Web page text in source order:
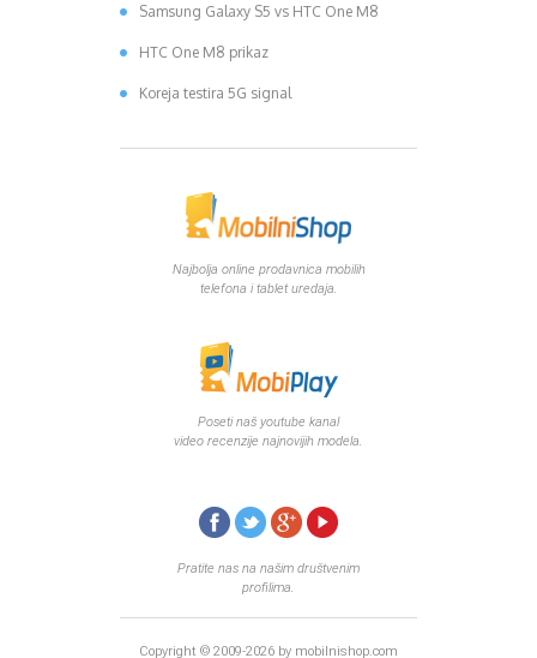
Samsung Galaxy S5 vs HTC One M8
HTC One M8 prikaz
Koreja testira 5G signal
Najbolja online prodavnica mobilih
telefona i tablet uredaja.
Poseti naš youtube kanal
video recenzije najnovijih modela.
Pratite nas na našim društvenim
profilima.
Copyright © 2009-2026 by mobilnishop.com